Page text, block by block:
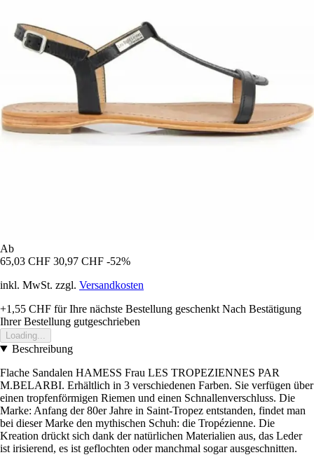
Ab
65,03 CHF 30,97 CHF -52%
inkl. MwSt. zzgl. Versandkosten
+1,55 CHF für Ihre nächste Bestellung geschenkt Nach Bestätigung
Ihrer Bestellung gutgeschrieben
Loading...
Beschreibung
Flache Sandalen HAMESS Frau LES TROPEZIENNES PAR
M.BELARBI. Erhältlich in 3 verschiedenen Farben. Sie verfügen über
einen tropfenförmigen Riemen und einen Schnallenverschluss. Die
Marke: Anfang der 80er Jahre in Saint-Tropez entstanden, findet man
bei dieser Marke den mythischen Schuh: die Tropézienne. Die
Kreation drückt sich dank der natürlichen Materialien aus, das Leder
ist irisierend, es ist geflochten oder manchmal sogar ausgeschnitten.